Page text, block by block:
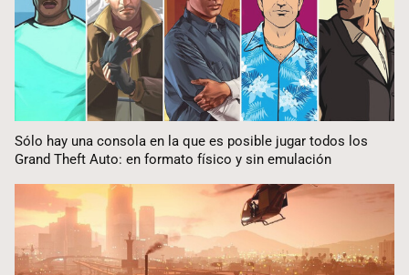
Sólo hay una consola en la que es posible jugar todos los
Grand Theft Auto: en formato físico y sin emulación